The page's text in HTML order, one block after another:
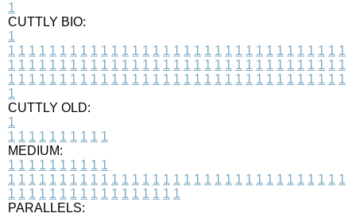
1
CUTTLY BIO:
1
1 1 1 1 1 1 1 1 1 1 1 1 1 1 1 1 1 1 1 1 1 1 1 1 1 1 1 1 1 1 1 1 1
1 1 1 1 1 1 1 1 1 1 1 1 1 1 1 1 1 1 1 1 1 1 1 1 1 1 1 1 1 1 1 1 1
1 1 1 1 1 1 1 1 1 1 1 1 1 1 1 1 1 1 1 1 1 1 1 1 1 1 1 1 1 1 1 1 1
1
CUTTLY OLD:
1
1 1 1 1 1 1 1 1 1 1
MEDIUM:
1 1 1 1 1 1 1 1 1 1
1 1 1 1 1 1 1 1 1 1 1 1 1 1 1 1 1 1 1 1 1 1 1 1 1 1 1 1 1 1 1 1 1
1 1 1 1 1 1 1 1 1 1 1 1 1 1 1 1 1
PARALLELS: